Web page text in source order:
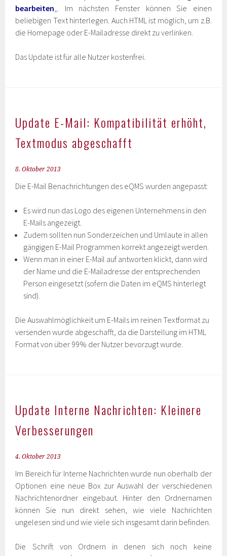
bearbeiten„. Im nächsten Fenster können Sie einen
beliebigen Text hinterlegen. Auch HTML ist möglich, um z.B.
die Homepage oder E-Mailadresse direkt zu verlinken.
Das Update ist für alle Nutzer kostenfrei.
Update E-Mail: Kompatibilität erhöht,
Textmodus abgeschafft
8. Oktober 2013
Die E-Mail Benachrichtungen des eQMS wurden angepasst:
Es wird nun das Logo des eigenen Unternehmens in den
E-Mails angezeigt.
Zudem sollten nun Sonderzeichen und Umlaute in allen
gängigen E-Mail Programmen korrekt angezeigt werden.
Wenn man in einer E-Mail auf antworten klickt, dann wird
der Name und die E-Mailadresse der entsprechenden
Person eingesetzt (sofern die Daten im eQMS hinterlegt
sind).
Die Auswahlmöglichkeit um E-Mails im reinen Textformat zu
versenden wurde abgeschafft, da die Darstellung im HTML
Format von über 99% der Nutzer bevorzugt wurde.
Update Interne Nachrichten: Kleinere
Verbesserungen
4. Oktober 2013
Im Bereich für Interne Nachrichten wurde nun oberhalb der
Optionen eine neue Box zur Auswahl der verschiedenen
Nachrichtenordner eingebaut. Hinter den Ordnernamen
können Sie nun direkt sehen, wie viele Nachrichten
ungelesen sind und wie viele sich insgesamt darin befinden.
Die Schrift von Ordnern in denen sich noch keine